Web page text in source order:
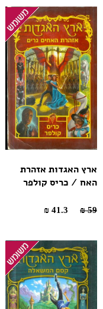
ארץ האגדות אזהרת
האח / כריס קולפר
59 ₪